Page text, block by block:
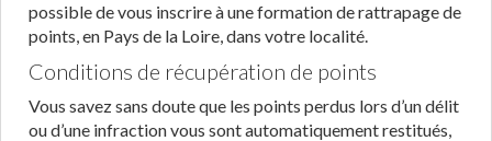
possible de vous inscrire à une formation de rattrapage de
points, en Pays de la Loire, dans votre localité.
Conditions de récupération de points
Vous savez sans doute que les points perdus lors d’un délit
ou d’une infraction vous sont automatiquement restitués,